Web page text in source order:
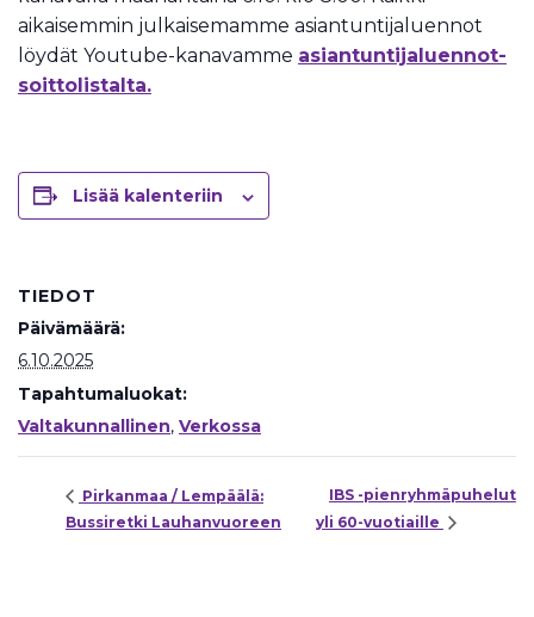
aikaisemmin julkaisemamme asiantuntijaluennot
löydät Youtube-kanavamme asiantuntijaluennot-
soittolistalta.
Lisää kalenteriin
TIEDOT
Päivämäärä:
6.10.2025
Tapahtumaluokat:
Valtakunnallinen, Verkossa
Pirkanmaa / Lempäälä:
Bussiretki Lauhanvuoreen
IBS -pienryhmäpuhelut
yli 60-vuotiaille